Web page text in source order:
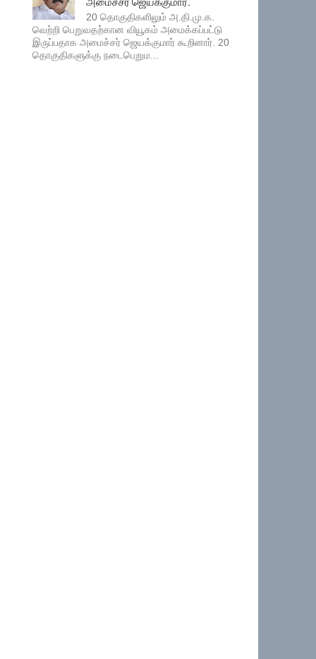
20 தொகுதிகளிலும் அ.தி.மு.க.
வெற்றி பெறுவதற்கான வியூகம் அமைக்கப்பட்டு
இருப்பதாக அமைச்சர் ஜெயக்குமார் கூறினார். 20
தொகுதிகளுக்கு நடைபெறும...